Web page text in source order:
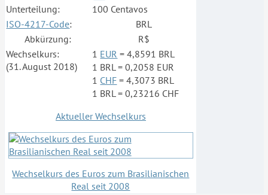
Unterteilung:
100 Centavos
ISO-4217-Code:
BRL
Abkürzung:
R$
Wechselkurs:
(31. August 2018)
1 EUR = 4,8591 BRL
1 BRL = 0,2058 EUR
1 CHF = 4,3073 BRL
1 BRL = 0,23216 CHF
Aktueller Wechselkurs
Wechselkurs des Euros zum Brasilianischen
Real seit 2008